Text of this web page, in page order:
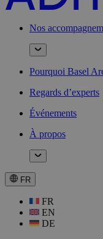
Nos
Pourquoi Basel
Regards d’experts
Événements
À propos
FR
FR
EN
DE